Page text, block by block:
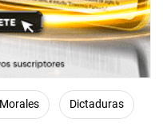
Dictaduras